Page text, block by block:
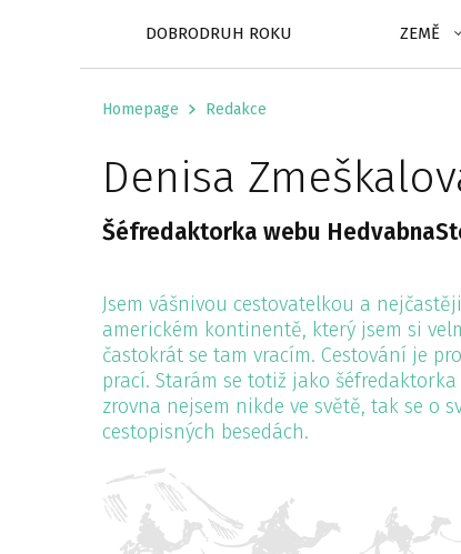
DOBRODRUH ROKU ZEMĚ
Homepage Redakce
Denisa
Šéfredaktorka webu
Jsem vášnivou cestovatelkou a
americkém kontinentě, který jsem si
častokrát se tam vracím. Cestování je
prací. Starám se totiž jako
zrovna nejsem nikde ve světě, tak se o
cestopisných besedách.